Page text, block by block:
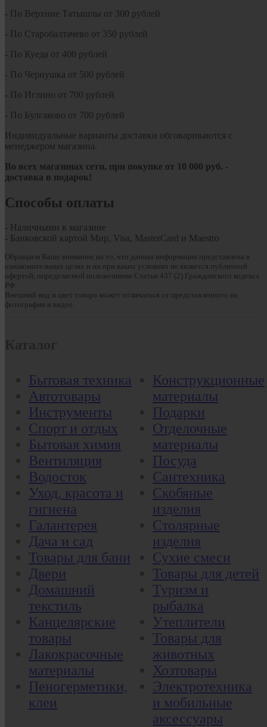
- По Верхние Татышлы от 300 рублей
- По Старобалтачево от 350 рублей
- По Куеда от 400 рублей
- По Чернушка от 500 рублей
- По Иглино от 700 рублей
- По Булгаково от 700 рублей
Индивидуальные варианты доставки обговариваются с
менеджером магазина.
Во всех магазинах сети, при покупке от 10 000 руб. -
доставка в подарок!
Способы оплаты
- Наличными в магазине
- Банковской картой Мир, Visa, MasterCard и Maestro
Обращаем Ваше внимание на то, что данная информация представлена в
ознакомительных целях и ни при каких условиях не является публичной
офертой, определяемой положениями Статьи 437 (2) Гражданского кодекса
РФ.
Внешний вид и цвет товара может отличаться от представленного на
фотографии и видео.
Бытовая техника
Автотовары
Инструменты
Спорт и отдых
Бытовая химия
Вентиляция
Водосток
Уход, красота и
гигиена
Галантерея
Дача и сад
Товары для бани
Двери
Домашний
текстиль
Канцелярские
товары
Лакокрасочные
материалы
Пеногерметики,
клеи
Конструкционные
материалы
Подарки
Отделочные
материалы
Посуда
Сантехника
Скобяные
изделия
Столярные
изделия
Сухие смеси
Товары для детей
Туризм и
рыбалка
Утеплители
Товары для
животных
Хозтовары
Электротехника
и мобильные
аксессуары